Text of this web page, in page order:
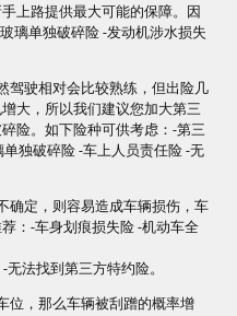
上路提供最大可能的保障。因
璃单独破碎险 -发动机涉水损失
驾驶相对会比较熟练，但出险几
大，所以我们建议您加大第三
险。如下险种可供考虑：-第三
独破碎险 -车上人员责任险 -无
确定，则容易造成车辆损伤，车
：-车身划痕损失险 -机动车全
法找到第三方特约险。
位，那么车辆被刮蹭的概率增